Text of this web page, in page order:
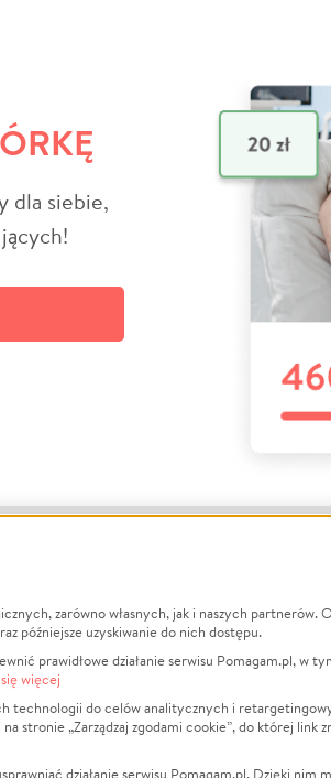
dla siebie,
O nas
Opinie
Raporty
Za darmo
zarówno własnych, jak i naszych
późniejsze uzyskiwanie do nich dostępu.
prawidłowe działanie serwisu Pomagam.pl, w
więcej
technologii do celów analitycznych i
stronie „Zarządzaj zgodami cookie”, do której link